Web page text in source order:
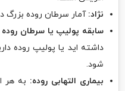
نژاد: آمار سرطان روده بزرگ
سابقه پولیپ یا سرطان
داشته اید یا پولیپ روده
شود.
بیماری التهابی روده: به هر